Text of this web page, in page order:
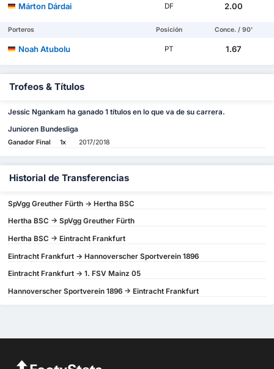
Márton Dárdai
DF 2.00
Porteros Posición Conce. / 90'
Noah Atubolu PT 1.67
Trofeos & Títulos
Jessic Ngankam ha ganado 1 títulos en lo que va de su carrera.
Junioren Bundesliga
Ganador Final 1x 2017/2018
Historial de Transferencias
SpVgg Greuther Fürth -> Hertha BSC
Hertha BSC -> SpVgg Greuther Fürth
Hertha BSC -> Eintracht Frankfurt
Eintracht Frankfurt -> Hannoverscher Sportverein 1896
Eintracht Frankfurt -> 1. FSV Mainz 05
Hannoverscher Sportverein 1896 -> Eintracht Frankfurt